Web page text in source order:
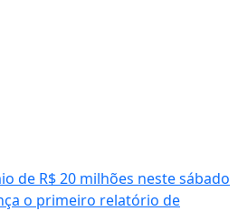
de R$ 20 milhões neste sábado
o primeiro relatório de